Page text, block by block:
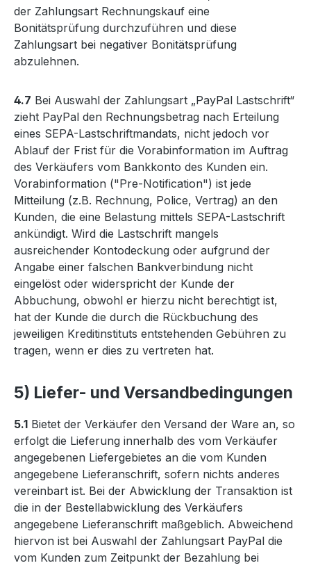
der Zahlungsart Rechnungskauf eine
Bonitätsprüfung durchzuführen und diese
Zahlungsart bei negativer Bonitätsprüfung
abzulehnen.
4.7 Bei Auswahl der Zahlungsart „PayPal Lastschrift“
zieht PayPal den Rechnungsbetrag nach Erteilung
eines SEPA-Lastschriftmandats, nicht jedoch vor
Ablauf der Frist für die Vorabinformation im Auftrag
des Verkäufers vom Bankkonto des Kunden ein.
Vorabinformation ("Pre-Notification") ist jede
Mitteilung (z.B. Rechnung, Police, Vertrag) an den
Kunden, die eine Belastung mittels SEPA-Lastschrift
ankündigt. Wird die Lastschrift mangels
ausreichender Kontodeckung oder aufgrund der
Angabe einer falschen Bankverbindung nicht
eingelöst oder widerspricht der Kunde der
Abbuchung, obwohl er hierzu nicht berechtigt ist,
hat der Kunde die durch die Rückbuchung des
jeweiligen Kreditinstituts entstehenden Gebühren zu
tragen, wenn er dies zu vertreten hat.
5) Liefer- und Versandbedingungen
5.1 Bietet der Verkäufer den Versand der Ware an, so
erfolgt die Lieferung innerhalb des vom Verkäufer
angegebenen Liefergebietes an die vom Kunden
angegebene Lieferanschrift, sofern nichts anderes
vereinbart ist. Bei der Abwicklung der Transaktion ist
die in der Bestellabwicklung des Verkäufers
angegebene Lieferanschrift maßgeblich. Abweichend
hiervon ist bei Auswahl der Zahlungsart PayPal die
vom Kunden zum Zeitpunkt der Bezahlung bei